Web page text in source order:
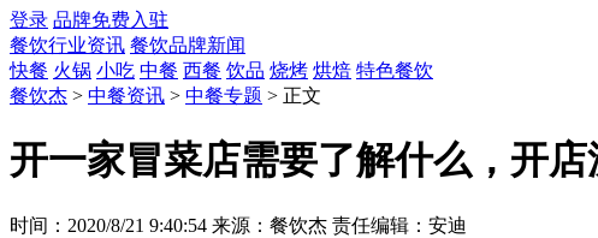
登录 品牌免费入驻
餐饮行业资讯 餐饮品牌新闻
快餐 火锅 小吃 中餐 西餐 饮品 烧烤 烘焙 特色餐饮
餐饮杰 > 中餐资讯 > 中餐专题 > 正文
开一家冒菜店需要了解什么，开
时间：2020/8/21 9:40:54 来源：餐饮杰 责任编辑：安迪